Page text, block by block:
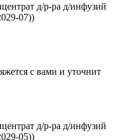
д/р-ра д/инфузий
07))
с вами и уточнит
д/р-ра д/инфузий
05))